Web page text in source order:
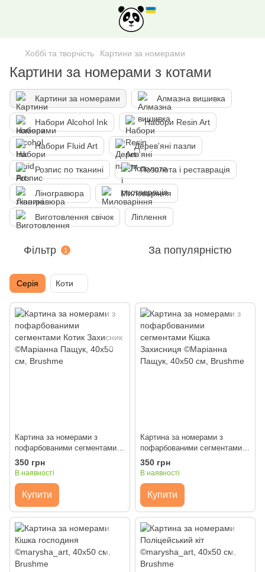
Хоббі та творчість Картини за номерами
Картини за номерами з котами
Картини за номерами Алмазна вишивка
Набори Alcohol Ink Набори Resin Art
Набори Fluid Art Дерев'яні пазли
Розпис по тканині Позолота і реставрація
Ліногравюра Миловаріння
Виготовлення свічок Ліплення
Фільтр 1 За популярністю
Серія Коти
Картина за номерами з
пофарбованими сегментами
Котик Захисник ©Маріанна
Пащук, 40x50 см, Brushme
350 грн
В наявності
Купити
Картина за номерами з
пофарбованими сегментами
Кішка Захисниця ©Маріанна
Пащук, 40x50 см, Brushme
350 грн
В наявності
Купити